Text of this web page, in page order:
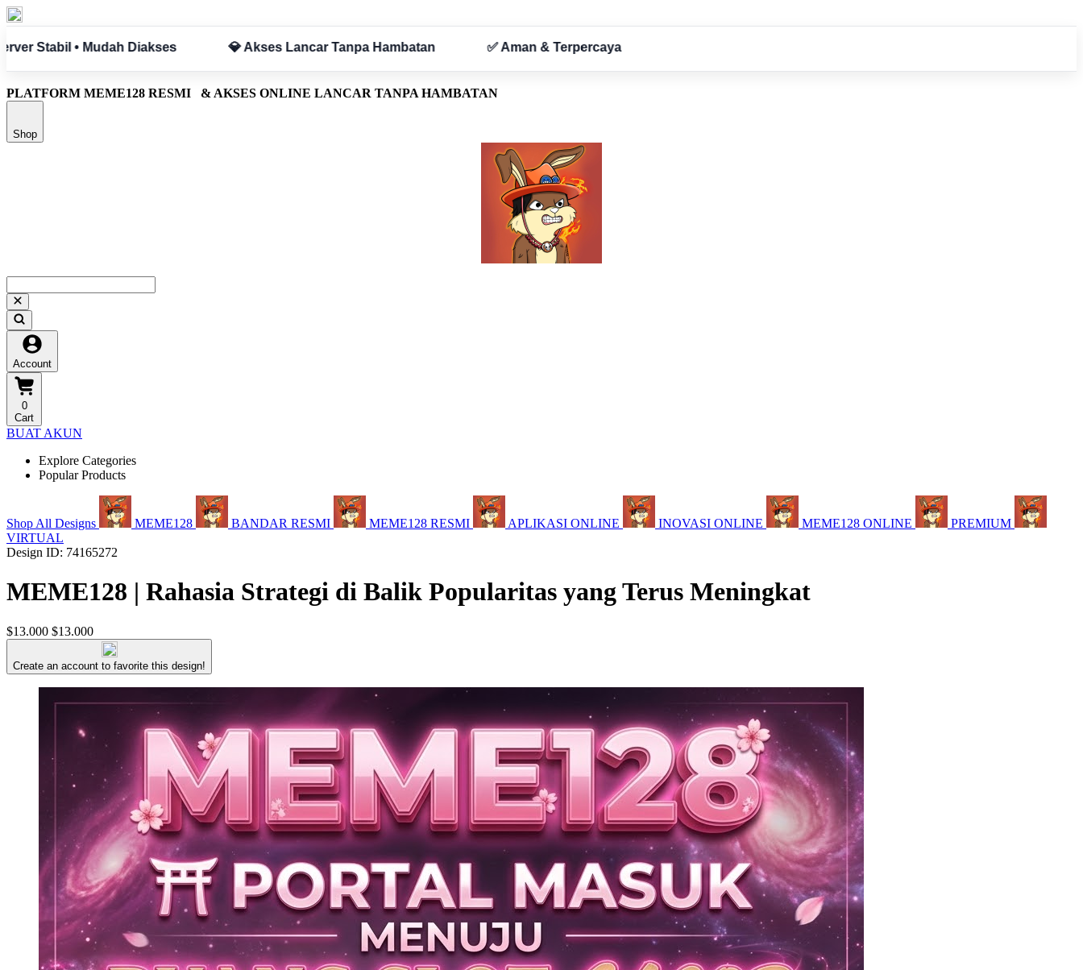
Tanpa Hambatan ✅ Aman & Terpercaya
PLATFORM MEME128 RESMI & AKSES ONLINE LANCAR TANPA HAMBATAN
Shop
Account
0
Cart
BUAT AKUN
Explore Categories
Popular Products
Shop All Designs MEME128 BANDAR RESMI MEME128 RESMI APLIKASI ONLINE INOVASI ONLINE MEME128 ONLINE
PREMIUM
VIRTUAL
Design ID: 74165272
MEME128 | Rahasia Strategi di Balik Popularitas yang Terus Meningkat
$13.000 $13.000
Create an account to favorite this design!